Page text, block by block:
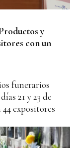
y
con un
funerarios
21 y 23 de
expositores